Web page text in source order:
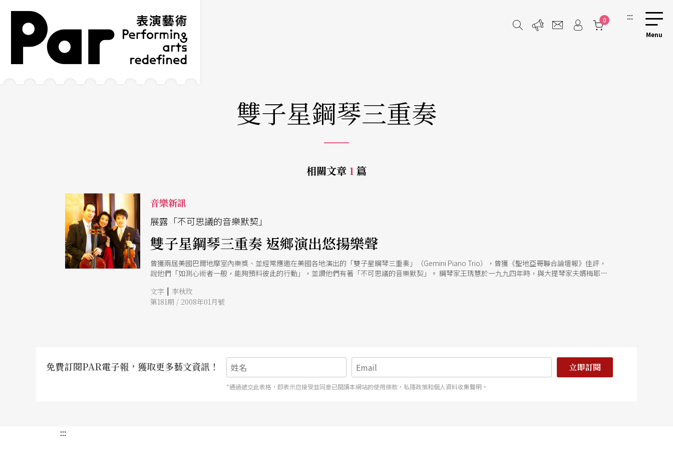
跳到主要內容區塊
網站導覽
0 :::
雙子星鋼琴三重奏
相關文章 1 篇
音樂新訊
展露「不可思議的音樂默契」
雙子星鋼琴三重奏 返鄉演出悠揚樂聲
曾獲兩屆美國巴爾地摩室內樂獎、並經常應邀在美國各地演出的「雙子星鋼琴三重奏」（Gemini Piano Trio），曾獲《聖地亞哥聯合論壇報》佳評，
說他們「如測心術者一般，能夠預料彼此的行動」，並讚他們有著「不可思議的音樂默契」。 鋼琴家王琇慧於一九九四年時，與大提琴家夫婿梅耶斯
他不但自幼喜閱讀中文書籍，鑽研老子道德經及太極拳，還說得一口流利法語和華語。三人這次以「回到故鄉」為名，要為台灣鄉親帶來悠揚樂聲。
在這場音樂會中，雙子星鋼琴三重奏要以貝多芬著名的《D大調鋼琴三重奏》展現高超的技巧及默契，也將在由Jos Bragato改編皮亞佐拉的三首探戈
文字 | 李秋玫
第181期 / 2008年01月號
免費訂閱PAR電子報，獲取更多藝文資訊！ 立即訂閱
*通過遞交此表格，即表示您接受並同意已閱讀本網站的使用條款，私隱政策和個人資料收集聲明。
:::